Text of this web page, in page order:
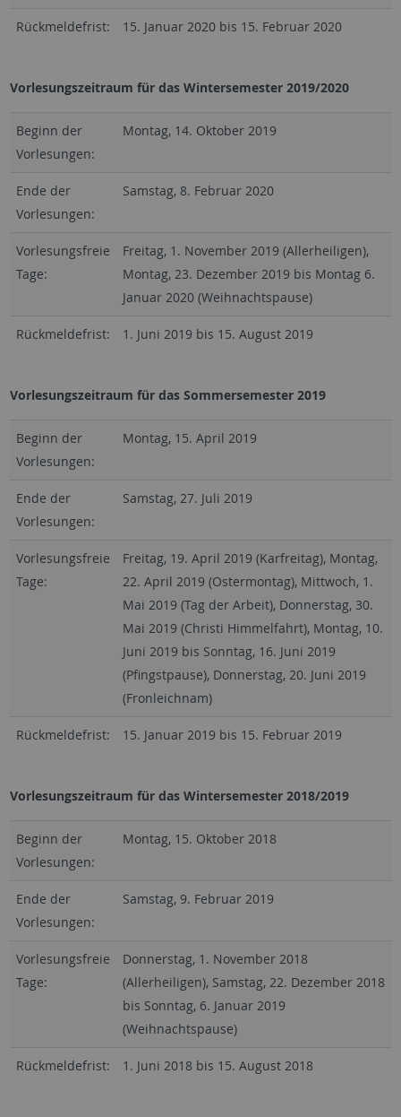
Rückmeldefrist: 15. Januar 2020 bis 15. Februar 2020
Vorlesungszeitraum für das Wintersemester 2019/2020
Beginn der
Vorlesungen:
Montag, 14. Oktober 2019
Ende der
Vorlesungen:
Samstag, 8. Februar 2020
Vorlesungsfreie
Tage:
Freitag, 1. November 2019 (Allerheiligen),
Montag, 23. Dezember 2019 bis Montag 6.
Januar 2020 (Weihnachtspause)
Rückmeldefrist: 1. Juni 2019 bis 15. August 2019
Vorlesungszeitraum für das Sommersemester 2019
Beginn der
Vorlesungen:
Montag, 15. April 2019
Ende der
Vorlesungen:
Samstag, 27. Juli 2019
Vorlesungsfreie
Tage:
Freitag, 19. April 2019 (Karfreitag), Montag,
22. April 2019 (Ostermontag), Mittwoch, 1.
Mai 2019 (Tag der Arbeit), Donnerstag, 30.
Mai 2019 (Christi Himmelfahrt), Montag, 10.
Juni 2019 bis Sonntag, 16. Juni 2019
(Pfingstpause), Donnerstag, 20. Juni 2019
(Fronleichnam)
Rückmeldefrist: 15. Januar 2019 bis 15. Februar 2019
Vorlesungszeitraum für das Wintersemester 2018/2019
Beginn der
Vorlesungen:
Montag, 15. Oktober 2018
Ende der
Vorlesungen:
Samstag, 9. Februar 2019
Vorlesungsfreie
Tage:
Donnerstag, 1. November 2018
(Allerheiligen), Samstag, 22. Dezember 2018
bis Sonntag, 6. Januar 2019
(Weihnachtspause)
Rückmeldefrist: 1. Juni 2018 bis 15. August 2018